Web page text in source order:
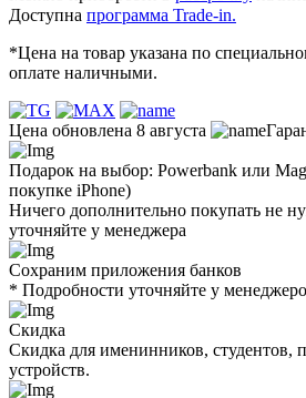
Доступна программа Trade-in.
*Цена на товар указана по
оплате наличными.
Цена обновлена 8 августа
Подарок на выбор: Powerbank или
покупке iPhone)
Ничего дополнительно покупать не
уточняйте у менеджера
Сохраним приложения банков
* Подробности уточняйте у
Скидка
Скидка для именинников, студентов,
устройств.